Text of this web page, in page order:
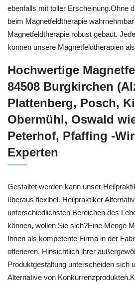
ebenfalls mit toller Erscheinung.Ohne
beim Magnetfeldtherapie
Magnetfeldtherapie robust gebaut.
können unsere Magnetfeldtherapien
Hochwertige
84508 Burgkirchen
Plattenberg, Posch,
Obermühl, Oswald
Peterhof, Pfaffing -
Experten
Gestaltet werden kann unser
überaus flexibel. Heilpraktiker
unterschiedlichsten Bereichen des
können, wollen Sie sich?Eine Menge
Ihnen als kompetente Firma in der
offerieren. Hinsichtlich ihrer
Produktgestaltung unterscheiden sich
Alternative von